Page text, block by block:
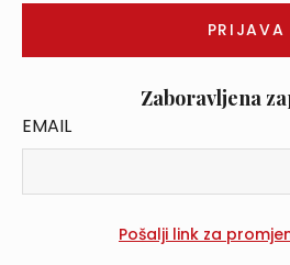
Zaboravljena
EMAIL